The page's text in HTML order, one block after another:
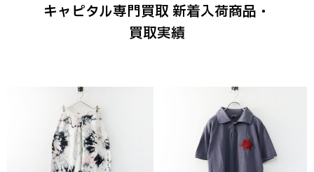
キャピタル専門買取 新着入荷商品・
買取実績